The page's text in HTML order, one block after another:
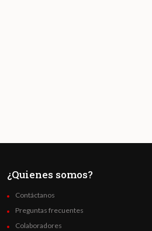
¿Quienes somos?
Contáctanos
Preguntas frecuentes
Colaboradores